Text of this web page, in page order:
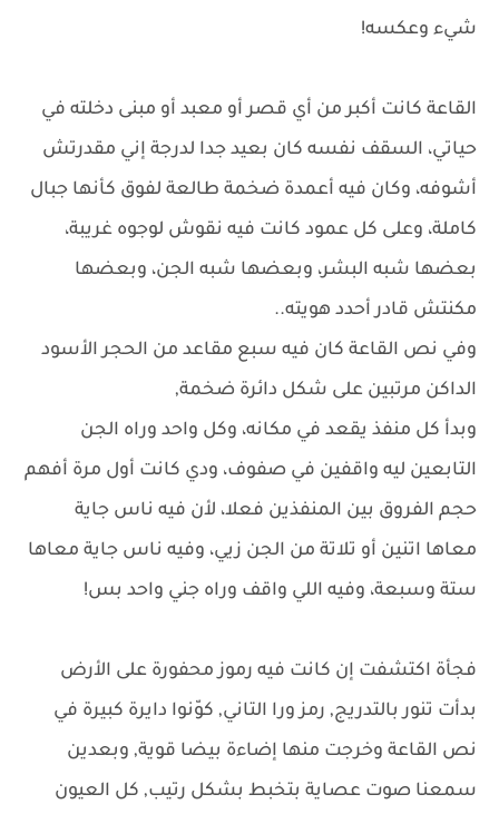
شيء وعكسه!
القاعة كانت أكبر من أي قصر أو معبد أو مبنى دخلته في
حياتي، السقف نفسه كان بعيد جدا لدرجة إني مقدرتش
أشوفه، وكان فيه أعمدة ضخمة طالعة لفوق كأنها جبال
كاملة، وعلى كل عمود كانت فيه نقوش لوجوه غريبة،
بعضها شبه البشر، وبعضها شبه الجن، وبعضها
مكنتش قادر أحدد هويته..
وفي نص القاعة كان فيه سبع مقاعد من الحجر الأسود
الداكن مرتبين على شكل دائرة ضخمة,
وبدأ كل منفذ يقعد في مكانه، وكل واحد وراه الجن
التابعين ليه واقفين في صفوف، ودي كانت أول مرة أفهم
حجم الفروق بين المنفذين فعلا، لأن فيه ناس جاية
معاها اتنين أو تلاتة من الجن زيي، وفيه ناس جاية معاها
ستة وسبعة، وفيه اللي واقف وراه جني واحد بس!
فجأة اكتشفت إن كانت فيه رموز محفورة على الأرض
بدأت تنور بالتدريج, رمز ورا التاني, كوّنوا دايرة كبيرة في
نص القاعة وخرجت منها إضاءة بيضا قوية, وبعدين
سمعنا صوت عصاية بتخبط بشكل رتيب, كل العيون